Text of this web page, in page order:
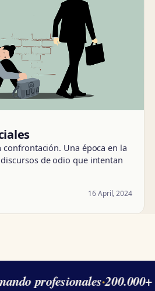
confrontación. Una época en la
de odio que intentan
16 April, 2024
profesionales·200.000+